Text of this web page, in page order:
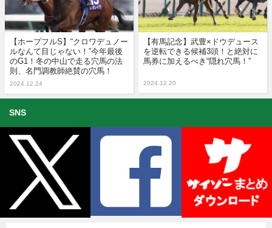
【ホープフルS】“クロワデュノー
ルなんて目じゃない！”今年最後
のG1！冬の中山で走る穴馬の法
則、名門調教師絶賛の穴馬！
2024.12.24
【有馬記念】武豊×ドウデュース
を逆転できる候補3頭！と絶対に
馬券に加えるべき“隠れ穴馬！”
2024.12.20
SNS